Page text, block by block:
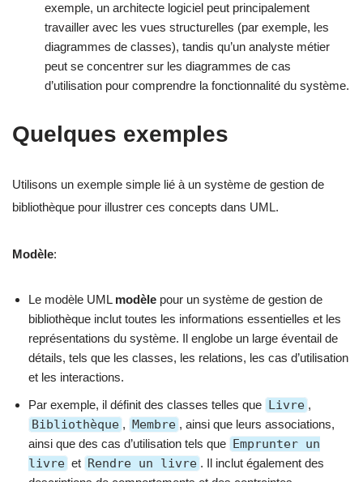
exemple, un architecte logiciel peut principalement
travailler avec les vues structurelles (par exemple, les
diagrammes de classes), tandis qu’un analyste métier
peut se concentrer sur les diagrammes de cas
d’utilisation pour comprendre la fonctionnalité du système.
Quelques exemples
Utilisons un exemple simple lié à un système de gestion de
bibliothèque pour illustrer ces concepts dans UML.
Modèle:
Le modèle UML modèle pour un système de gestion de
bibliothèque inclut toutes les informations essentielles et les
représentations du système. Il englobe un large éventail de
détails, tels que les classes, les relations, les cas d’utilisation
et les interactions.
Par exemple, il définit des classes telles que Livre ,
Bibliothèque , Membre , ainsi que leurs associations,
ainsi que des cas d’utilisation tels que Emprunter un
livre et Rendre un livre . Il inclut également des